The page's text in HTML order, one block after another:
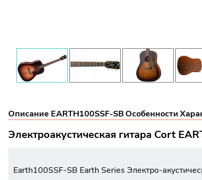
Описание EARTH100SSF-SBОсобенности
Электроакустическая гитара Cort
Earth100SSF-SB Earth Series Электро-